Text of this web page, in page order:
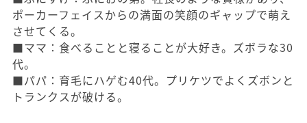
ポーカーフェイスからの満面の笑顔のギャップで萌え
させてくる。
■ママ：食べることと寝ることが大好き。ズボラな30
代。
■パパ：育毛にハゲむ40代。プリケツでよくズボンと
トランクスが破ける。